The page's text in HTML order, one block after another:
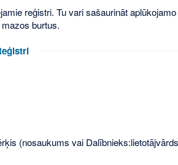
reģistri. Tu vari sašaurināt
burtus.
(nosaukums vai